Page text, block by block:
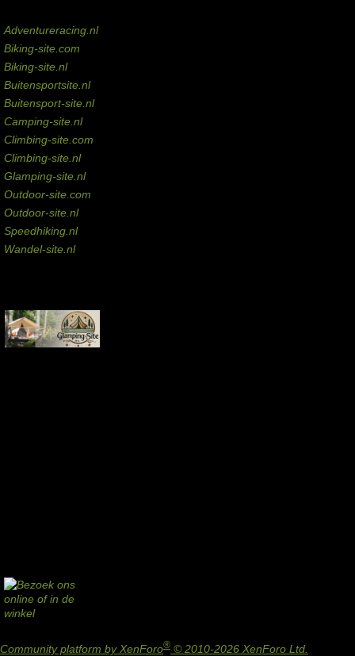
Adventureracing.nl
Biking-site.com
Biking-site.nl
Buitensportsite.nl
Buitensport-site.nl
Camping-site.nl
Climbing-site.com
Climbing-site.nl
Glamping-site.nl
Outdoor-site.com
Outdoor-site.nl
Speedhiking.nl
Wandel-site.nl
Community platform by XenForo® © 2010-2026 XenForo Ltd.